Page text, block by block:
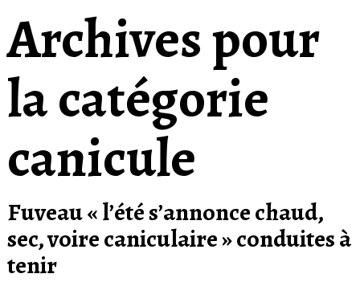
Archives pour
la catégorie
canicule
Fuveau « l’été s’annonce chaud,
sec, voire caniculaire » conduites à
tenir